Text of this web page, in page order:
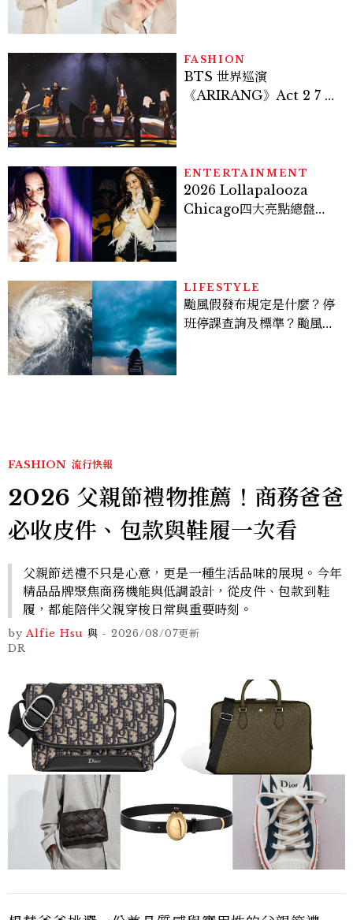
倦感，超神！
FASHION
BTS 世界巡演
《ARIRANG》Act 2 7 位
ENTERTAINMENT
2026 Lollapalooza
Chicago四大亮點總盤
LIFESTYLE
颱風假發布規定是什麼？停
班停課查詢及標準？颱風假
FASHION 流行快報
2026 父親節禮物推薦！商務爸爸
必收皮件、包款與鞋履一次看
父親節送禮不只是心意，更是一種生活品味的展現。今年
精品品牌聚焦商務機能與低調設計，從皮件、包款到鞋
履，都能陪伴父親穿梭日常與重要時刻。
by Alfie Hsu 與 - 2026/08/07更新
DR